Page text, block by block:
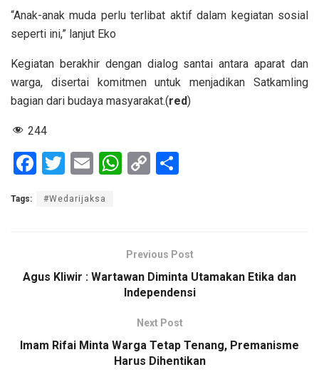
“Anak-anak muda perlu terlibat aktif dalam kegiatan sosial
seperti ini,” lanjut Eko
Kegiatan berakhir dengan dialog santai antara aparat dan
warga, disertai komitmen untuk menjadikan Satkamling
bagian dari budaya masyarakat.(red)
244
F
ce
o
T
tt
E
ail
W
A
p
p
C
n
k
Tags: #Wedarijaksa
Previous Post
Agus Kliwir : Wartawan Diminta Utamakan Etika dan
Independensi
Next Post
Imam Rifai Minta Warga Tetap Tenang, Premanisme
Harus Dihentikan